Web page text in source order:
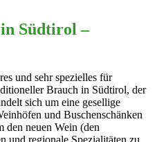
Südtirol –
und sehr spezielles für
Brauch in Südtirol, der
sich um eine gesellige
und Buschenschänken
den neuen Wein (den